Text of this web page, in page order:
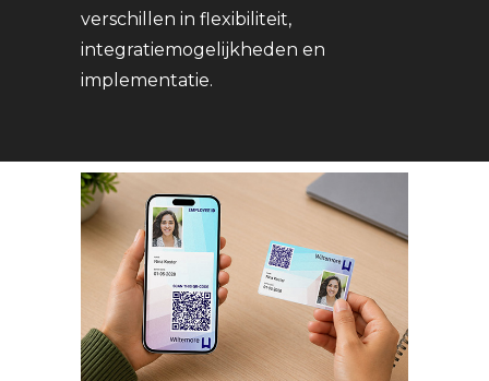
verschillen in flexibiliteit,
integratiemogelijkheden en
implementatie.